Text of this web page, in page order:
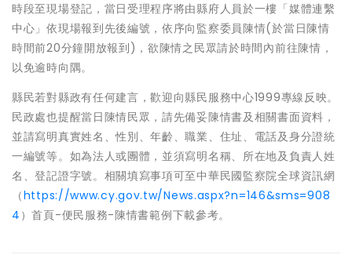
時段至現場登記，當日受理程序將由縣府人員於一樓「媒體連繫
中心」依現場報到先後編號，依序向監察委員陳情(於當日陳情
時間前20分鐘開放報到)，欲陳情之民眾請於時間內前往陳情，
以免逾時向隅。
縣民若對縣政有任何建言，歡迎向縣民服務中心1999專線反映。
民政處也提醒當日陳情民眾，請先備妥陳情書及相關書面資料，
並請寫明真實姓名、性別、年齡、職業、住址、電話及身分證統
一編號等。如為法人或團體，並須寫明名稱、所在地及負責人姓
名、登記證字號。相關填寫事項可至中華民國監察院全球資訊網
（https://www.cy.gov.tw/News.aspx?n=146&sms=908
4 ）首頁-便民服務-陳情書範例下載參考。